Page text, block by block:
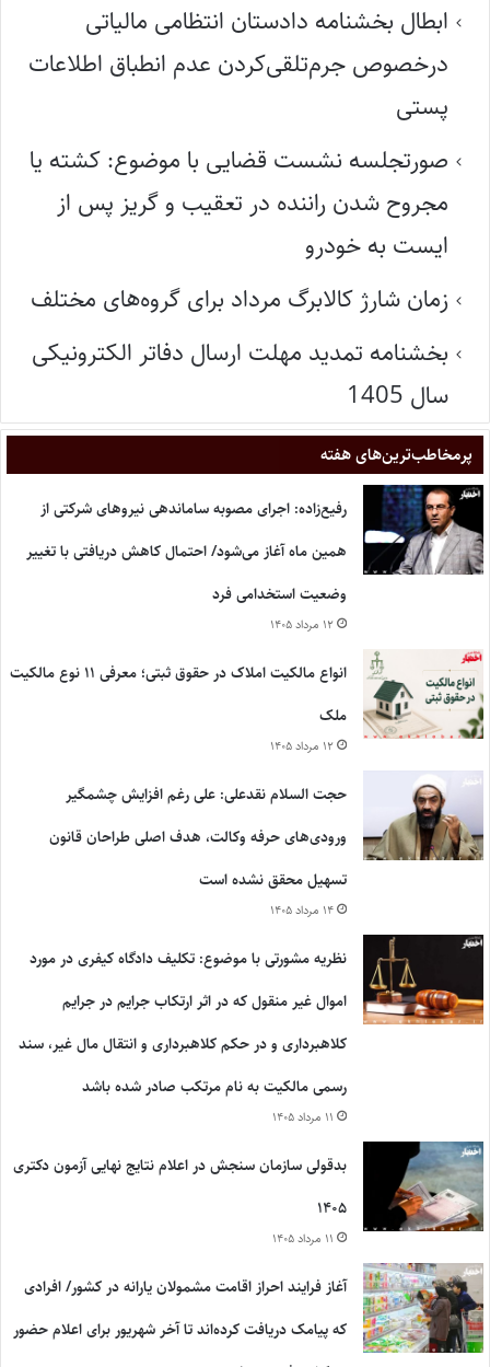
ابطال بخشنامه دادستان انتظامی مالیاتی
درخصوص جرم‌تلقی‌کردن عدم انطباق اطلاعات
پستی
صورتجلسه نشست قضایی با موضوع: کشته یا
مجروح شدن راننده در تعقیب و گریز پس از
ایست به خودرو
زمان شارژ کالابرگ مرداد برای گروه‌های مختلف
بخشنامه تمدید مهلت ارسال دفاتر الکترونیکی
سال 1405
پر‌مخاطب‌ترین‌های هفته
رفیع‌زاده: اجرای مصوبه ساماندهی نیروهای شرکتی از
همین ماه آغاز می‌شود/ احتمال کاهش دریافتی با تغییر
وضعیت استخدامی فرد
۱۲ مرداد ۱۴۰۵
انواع مالکیت املاک در حقوق ثبتی؛ معرفی ۱۱ نوع مالکیت
ملک
۱۲ مرداد ۱۴۰۵
حجت السلام نقدعلی: علی رغم افزایش چشمگیر
ورودی‌های حرفه وکالت، هدف اصلی طراحان قانون
تسهیل محقق نشده است
۱۴ مرداد ۱۴۰۵
نظریه مشورتی با موضوع: تکلیف دادگاه کیفری در مورد
اموال غیر منقول که در اثر ارتکاب جرایم در جرایم
کلاهبرداری و در حکم کلاهبرداری و انتقال مال غیر، سند
رسمی مالکیت به نام مرتکب صادر شده باشد
۱۱ مرداد ۱۴۰۵
بدقولی سازمان سنجش در اعلام نتایج نهایی آزمون دکتری
۱۴۰۵
۱۱ مرداد ۱۴۰۵
آغاز فرایند احراز اقامت مشمولان یارانه در کشور/ افرادی
که پیامک دریافت کرده‌اند تا آخر شهریور برای اعلام حضور